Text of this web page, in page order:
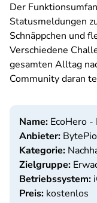
Der
Statusmeldungen
Schnäppchen und
Verschiedene
gesamten Alltag
Community daran
Name: EcoHero
Anbieter:
Kategorie:
Zielgruppe:
Betriebssystem:
Preis: kostenlos